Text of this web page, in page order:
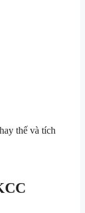
thế và tích